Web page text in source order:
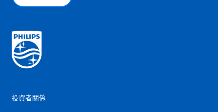
投資者關係